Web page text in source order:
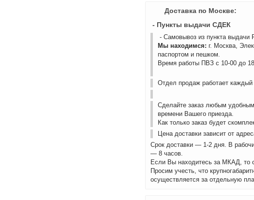
Доставка по Москве:
- Пункты выдачи СДЕК
- Самовывоз из пункта выдачи
Мы находимся: г. Москва,
паспортом и пешком.
Время работы ПВЗ с 10-00 до
Отдел продаж работает
Сделайте заказ любым
времени Вашего приезда.
Как только заказ будет
Цена доставки зависит от
Срок доставки — 1-2 дня. В
— 8 часов.
Если Вы находитесь за МКАД, то
Просим учесть, что
осуществляется за отдельную